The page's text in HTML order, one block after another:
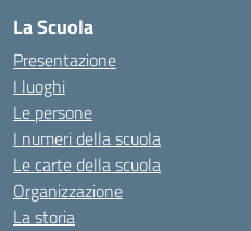
La Scuola
Presentazione
I luoghi
Le persone
I numeri della scuola
Le carte della scuola
Organizzazione
La storia